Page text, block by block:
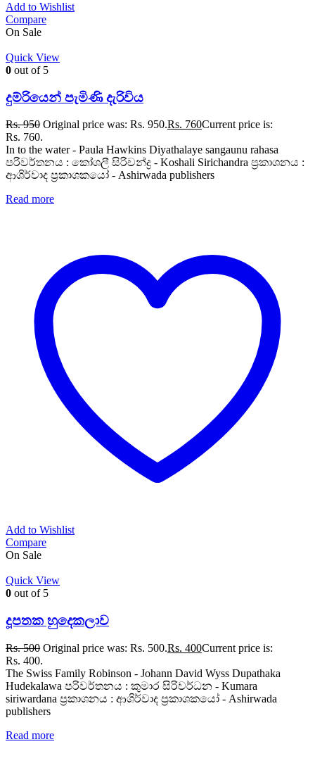
Add to Wishlist
Compare
On Sale
Quick View
0 out of 5
දුම්රියෙන් පැමිණි දැරිවිය
Rs.950 Original price was: Rs. 950.Rs. 760Current price is:
Rs. 760.
In to the water - Paula Hawkins Diyathalaye sangaunu rahasa
පරිවර්තනය : කෝශලී සිරිචන්ද්‍ර - Koshali Sirichandra ප්‍රකාශනය :
ආශිර්වාද ප්‍රකාශකයෝ - Ashirwada publishers
Read more
Add to Wishlist
Compare
On Sale
Quick View
0 out of 5
දූපතක හුදෙකලාව
Rs.500 Original price was: Rs. 500.Rs. 400Current price is:
Rs. 400.
The Swiss Family Robinson - Johann David Wyss Dupathaka
Hudekalawa පරිවර්තනය : කුමාර සිරිවර්ධන - Kumara
siriwardana ප්‍රකාශනය : ආශිර්වාද ප්‍රකාශකයෝ - Ashirwada
publishers
Read more